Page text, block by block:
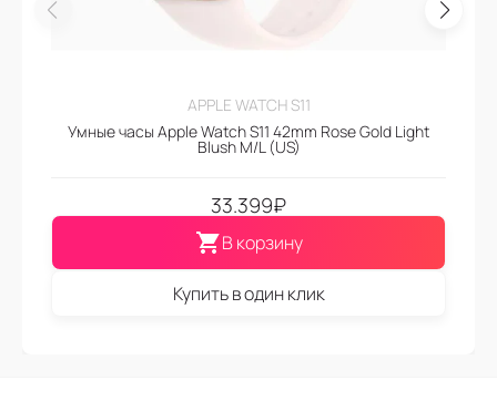
APPLE WATCH S11
Умные часы Apple Watch S11 42mm Rose Gold Light
Blush M/L (US)
33.399₽
В корзину
Купить в один клик